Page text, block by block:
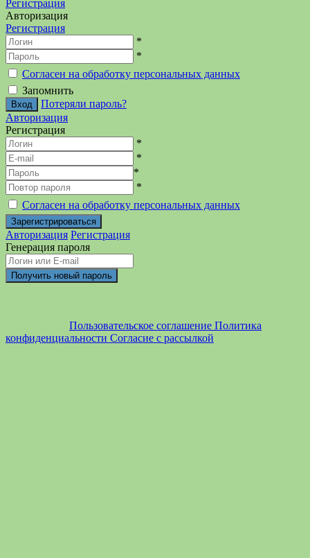
Регистрация
Авторизация
Регистрация
*
*
Согласен на обработку персональных данных
Запомнить
Потеряли пароль?
Авторизация
Регистрация
*
*
*
*
Согласен на обработку персональных данных
Авторизация Регистрация
Генерация пароля
Пользовательское соглашение Политика
конфиденциальности Согласие с рассылкой